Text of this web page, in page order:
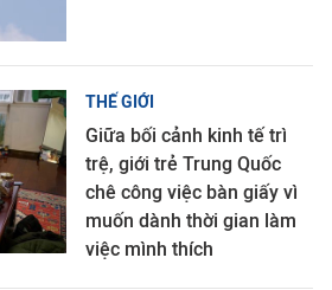
THẾ GIỚI
Giữa bối cảnh kinh tế trì
trệ, giới trẻ Trung Quốc
chê công việc bàn giấy vì
muốn dành thời gian làm
việc mình thích